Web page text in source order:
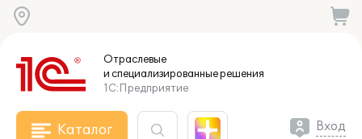
Отраслевые
и специализированныерешения
1С:Предприятие
Каталог Вход